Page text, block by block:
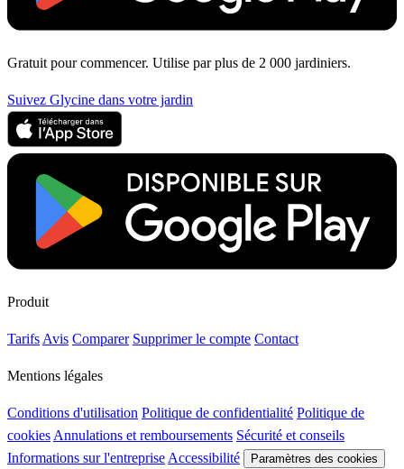
Gratuit pour commencer. Utilise par plus de 2 000 jardiniers.
Suivez Glycine dans votre jardin
Produit
Tarifs Avis Comparer Supprimer le compte Contact
Mentions légales
Conditions d'utilisation Politique de confidentialité Politique de
cookies Annulations et remboursements Sécurité et conseils
Informations sur l'entreprise Accessibilité Paramètres des cookies